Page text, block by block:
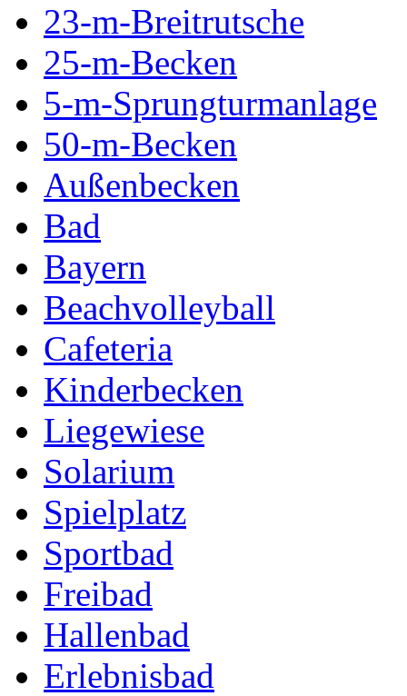
23-m-Breitrutsche
25-m-Becken
5-m-Sprungturmanlage
50-m-Becken
Außenbecken
Bad
Bayern
Beachvolleyball
Cafeteria
Kinderbecken
Liegewiese
Solarium
Spielplatz
Sportbad
Freibad
Hallenbad
Erlebnisbad